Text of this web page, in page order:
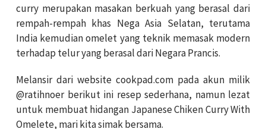
curry merupakan masakan berkuah yang berasal dari
rempah-rempah khas Nega Asia Selatan, terutama
India kemudian omelet yang teknik memasak modern
terhadap telur yang berasal dari Negara Prancis.
Melansir dari website cookpad.com pada akun milik
@ratihnoer berikut ini resep sederhana, namun lezat
untuk membuat hidangan Japanese Chiken Curry With
Omelete, mari kita simak bersama.